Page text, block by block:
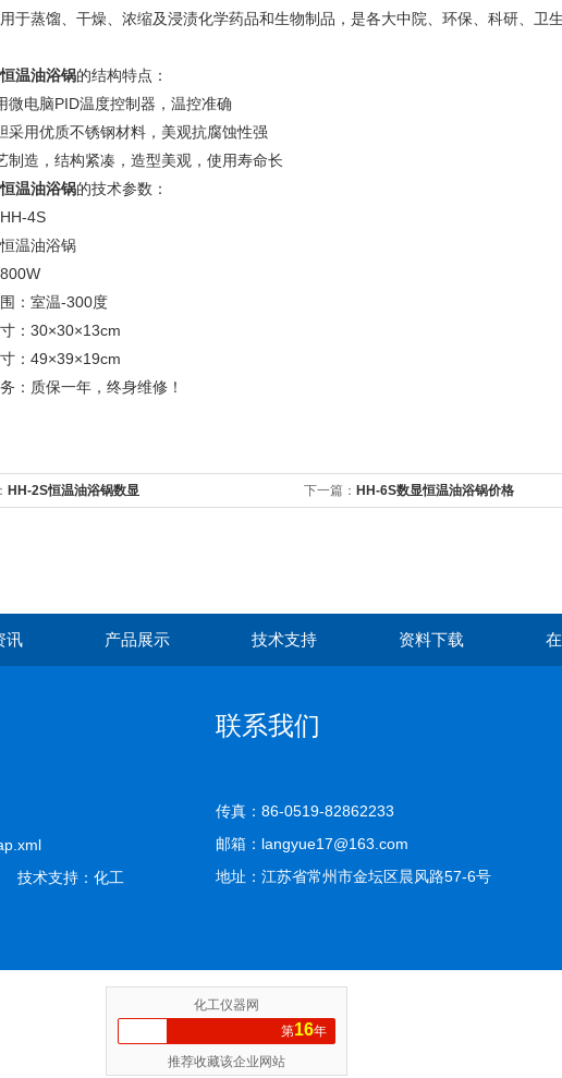
于蒸馏、干燥、浓缩及浸渍化学药品和生物制品，是各大中院、环保、科研、卫
温油浴锅的结构特点：
微电脑PID温度控制器，温控准确
采用优质不锈钢材料，美观抗腐蚀性强
制造，结构紧凑，造型美观，使用寿命长
温油浴锅的技术参数：
4S
温油浴锅
：室温-300度
：30×30×13cm
：49×39×19cm
：质保一年，终身维修！
HH-2S恒温油浴锅数显 下一篇： HH-6S数显恒温油浴锅价格
讯 产品展示 技术支持 资料下载
技术支持： 化工
联系我们
传真：86-0519-82862233
邮箱：langyue17@163.com
地址：江苏省常州市金坛区晨风路57-6号
化工仪器网
第16年
推荐收藏该企业网站